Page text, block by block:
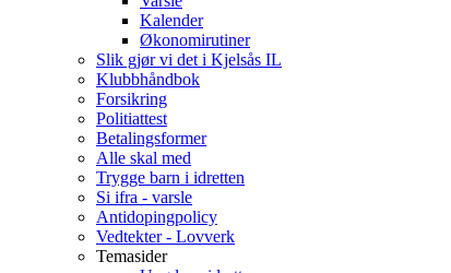
Kalender
Økonomirutiner
Slik gjør vi det i Kjelsås IL
Klubbhåndbok
Forsikring
Politiattest
Betalingsformer
Alle skal med
Trygge barn i idretten
Si ifra - varsle
Antidopingpolicy
Vedtekter - Lovverk
Temasider